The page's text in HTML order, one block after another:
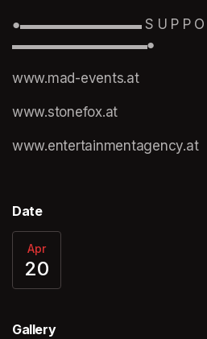
●▬▬▬▬▬▬▬▬▬ S U P P O R
▬▬▬▬▬▬▬▬▬▬●
www.mad-events.at
www.stonefox.at
www.entertainmentagency.at
Date
Apr
20
Gallery